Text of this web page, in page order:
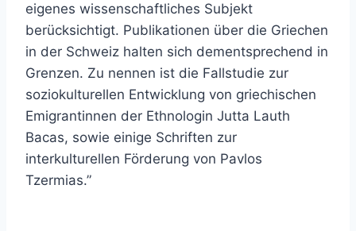
eigenes wissenschaftliches Subjekt
berücksichtigt. Publikationen über die Griechen
in der Schweiz halten sich dementsprechend in
Grenzen. Zu nennen ist die Fallstudie zur
soziokulturellen Entwicklung von griechischen
Emigrantinnen der Ethnologin Jutta Lauth
Bacas, sowie einige Schriften zur
interkulturellen Förderung von Pavlos
Tzermias.”